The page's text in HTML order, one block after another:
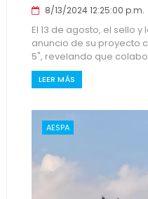
8/13/2024 12:25:00 p.m.
El 13 de agosto, el sello
anuncio de su proyecto
5", revelando que
LEER MÁS
AESPA